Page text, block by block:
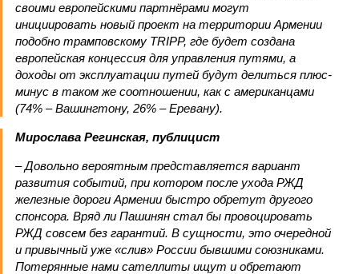
своими европейскими партнёрами могут
инициировать новый проект на территории Армении
подобно трамповскому TRIPP, где будет создана
европейская концессия для управления путями, а
доходы от эксплуатации путей будут делиться плюс-
минус в таком же соотношении, как с американцами
(74% – Вашингтону, 26% – Еревану).
Мирослава Регинская, публицист
– Довольно вероятным представляется вариант
развития событий, при котором после ухода РЖД
железные дороги Армении быстро обретут другого
спонсора. Вряд ли Пашинян стал бы провоцировать
РЖД совсем без гарантий. В сущности, это очередной
и привычный уже «слив» России бывшими союзниками.
Потерянные нами сателлиты ищут и обретают